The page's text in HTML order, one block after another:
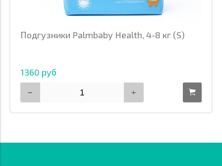
Подгузники Palmbaby Health, 4-8 кг (S)
1360 руб